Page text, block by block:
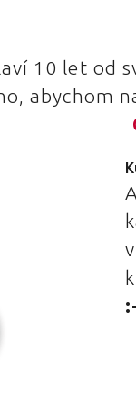
10 let od
abychom